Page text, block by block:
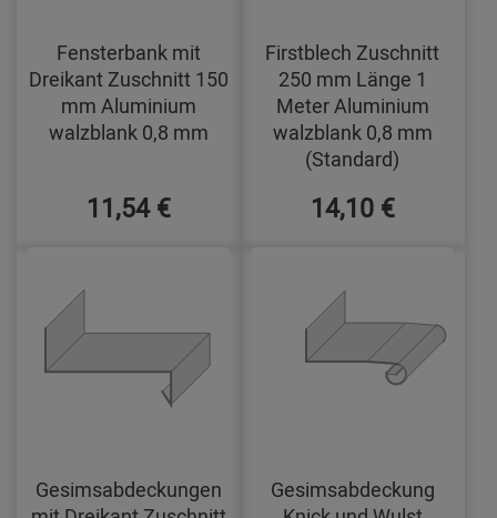
Fensterbank mit
Dreikant Zuschnitt 150
mm Aluminium
walzblank 0,8 mm
11,54 €
Firstblech Zuschnitt
250 mm Länge 1
Meter Aluminium
walzblank 0,8 mm
(Standard)
14,10 €
Gesimsabdeckungen
Gesimsabdeckung